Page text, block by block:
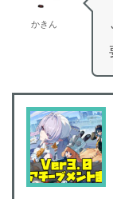
かきん